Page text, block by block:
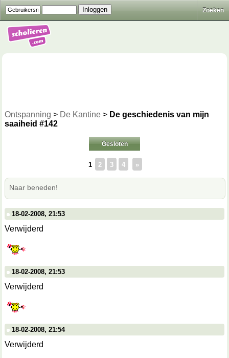
Zoeken
Ontspanning > De Kantine > De geschiedenis van mijn
saaiheid #142
Gesloten
1 2 3 4 »
Naar beneden!
18-02-2008, 21:53
Verwijderd
18-02-2008, 21:53
Verwijderd
18-02-2008, 21:54
Verwijderd